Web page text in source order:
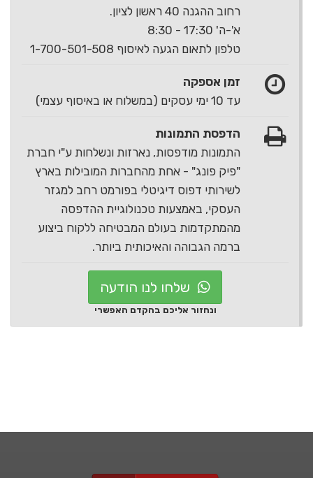
רחוב ההגנה 40 ראשון לציון.
א'-ה' 17:30 - 8:30
טלפון לתאום הגעה לאיסוף 1-700-501-508
זמן אספקה
עד 10 ימי עסקים (במשלוח או באיסוף עצמי)
הדפסת התמונות
התמונות מודפסות, נארזות ונשלחות ע"י חברת
"פיק פונג" - אחת מהחברות המובילות בארץ
לשירותי דפוס דיגיטלי בפורמט רחב למגזר
העסקי, באמצעות טכנולוגיית ההדפסה
מהמתקדמות בעולם המבטיחה ללקוח ביצוע
ברמה הגבוהה והאיכותית ביותר.
שלחו לנו הודעה
ונחזור אליכם בהקדם האפשרי